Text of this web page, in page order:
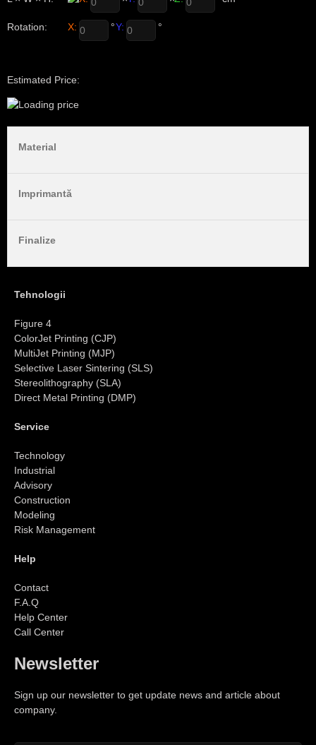
Rotation: X: °Y: °
Estimated Price:
Material
Imprimantă
Finalize
Tehnologii
Figure 4
ColorJet Printing (CJP)
MultiJet Printing (MJP)
Selective Laser Sintering (SLS)
Stereolithography (SLA)
Direct Metal Printing (DMP)
Service
Technology
Industrial
Advisory
Construction
Modeling
Risk Management
Help
Contact
F.A.Q
Help Center
Call Center
Newsletter
Sign up our newsletter to get update news and article about
company.